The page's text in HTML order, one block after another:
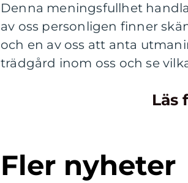
Denna meningsfullhet
av oss personligen finner
och en av oss att anta
trädgård inom oss och se
Läs
Fler nyheter